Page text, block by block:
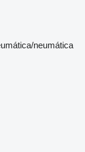
neumática